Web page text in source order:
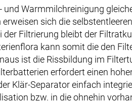
und Warmmilchreinigung
sich die
Filtrierung bleibt der
kann somit die den
ist die Rissbildung im
erfordert einen
Klär-Separator einfach
bzw. in die ohnehin